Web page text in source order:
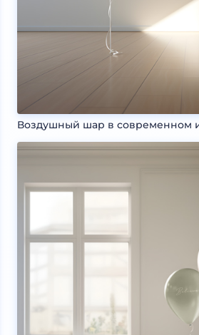
Воздушный шар в современном